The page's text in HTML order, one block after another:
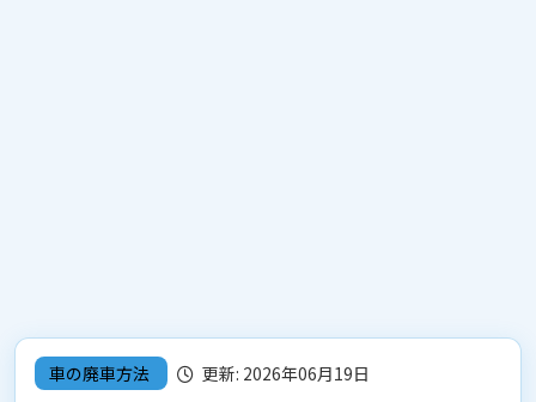
車の廃車方法 更新: 2026年06月19日